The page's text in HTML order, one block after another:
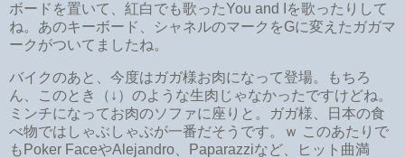
ボードを置いて、紅白でも歌ったYou and Iを歌ったりして
ね。あのキーボード、シャネルのマークをGに変えたガガマ
ークがついてましたね。
バイクのあと、今度はガガ様お肉になって登場。もちろ
ん、このとき（↓）のような生肉じゃなかったですけどね。
ミンチになってお肉のソファに座りと。ガガ様、日本の食
べ物ではしゃぶしゃぶが一番だそうです。ｗ このあたりで
もPoker FaceやAlejandro、Paparazziなど、ヒット曲満